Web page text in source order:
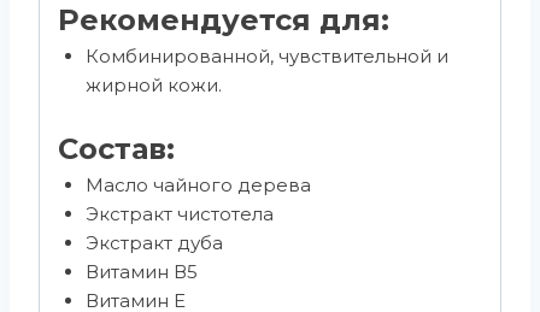
Рекомендуется для:
Комбинированной, чувствительной и
жирной кожи.
Состав:
Масло чайного дерева
Экстракт чистотела
Экстракт дуба
Витамин В5
Витамин Е